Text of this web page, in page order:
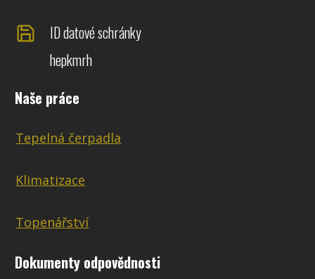
ID datové schránky
hepkmrh
Naše práce
Tepelná čerpadla
Klimatizace
Topenářství
Dokumenty odpovědnosti